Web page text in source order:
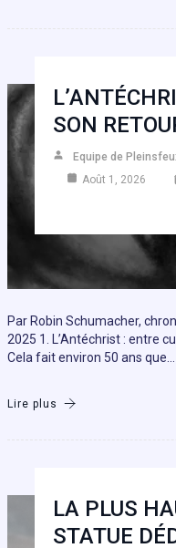
SON
Equipe de
Août 1, 2026
Par Robin Schumacher,
2025 1. L’Antéchrist : entre
Cela fait environ 50 ans que…
Lire plus
LA PLUS
STATUE